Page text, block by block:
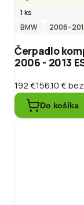
1 ks
BMW
2006
Čerpadlo
2006 - 2013
192 €156.10 €bez
Do košíka